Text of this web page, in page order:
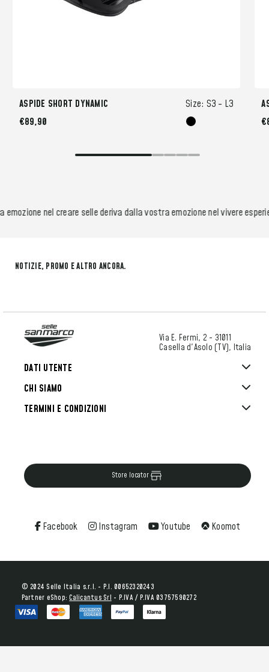
ASPIDE SHORT DYNAMIC Size: S3 - L3
€89,90
nel creare selle deriva dalla vostra emozione nel vivere
NOTIZIE, PROMO E ALTRO ANCORA.
CHI SIAMO
Facebook Instagram Youtube Koomot
Store locator
DATI UTENTE
TERMINI E CONDIZIONI
Via E. Fermi, 2 - 31011
Casella d'Asolo (TV), Italia
© 2024 Selle Italia s.r.l. - P.I. 00652320243
Partner eShop:Calicantus Srl - P.IVA / P.IVA 03757590272